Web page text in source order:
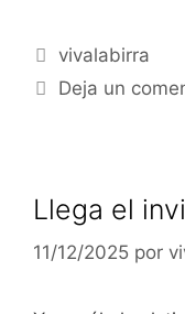
Categorías
vivalabirra
Deja un
Llega el
11/12/2025 por